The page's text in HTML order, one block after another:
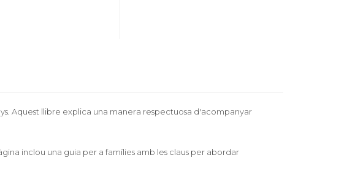
Aquest llibre explica una manera respectuosa d'acompanyar
inclou una guia per a famílies amb les claus per abordar